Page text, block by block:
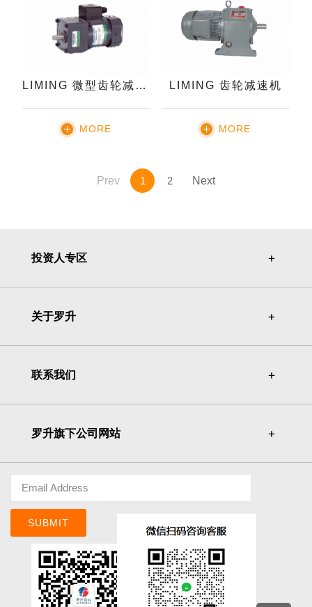
LIMING 微型齿轮减速机
MORE
LIMING 齿轮减速机
MORE
Prev 1 2 Next
投资人专区 ＋
＋
关于罗升 ＋
＋
联系我们 ＋
＋
罗升旗下公司网站 ＋
＋
SUBMIT